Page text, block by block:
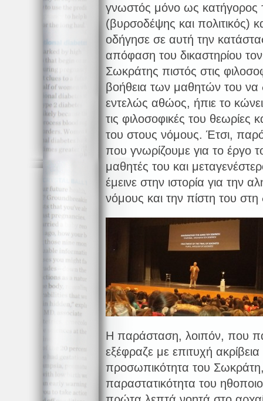
γνωστός μόνο ως κατήγορος
(βυρσοδέψης και πολιτικός)
οδήγησε σε αυτή την
απόφαση του δικαστηρίου
Σωκράτης πιστός στις
βοήθεια των μαθητών του να
εντελώς αθώος, ήπιε το
τις φιλοσοφικές του θεωρίες
του στους νόμους. Έτσι,
που γνωρίζουμε για το έργο
μαθητές του και
έμεινε στην ιστορία για την
νόμους και την πίστη του στη
Η παράσταση, λοιπόν, που
εξέφραζε με επιτυχή
προσωπικότητα του
παραστατικότητα του